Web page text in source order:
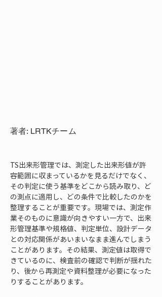
著者: LRTKチーム
TS出来形管理では、測定した出来形値が許
容範囲に収まっているかを見るだけでなく、
その判定に使う基準をどこから読み取り、ど
の測点に適用し、どの条件で比較したのかを
整理することが重要です。現場では、測定作
業そのものに意識が向きやすい一方で、出来
形管理基準や規格値、判定単位、設計データ
との対応関係があいまいなまま進んでしまう
ことがあります。その結果、測定値は取得で
きているのに、検査前の確認で判断が揺れた
り、後から再測定や資料整理が必要になった
りすることがあります。